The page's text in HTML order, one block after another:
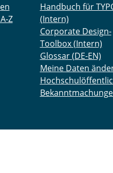
Z
Handbuch für
(Intern)
Corporate Design-
Toolbox (Intern)
Glossar (DE-EN)
Meine Daten